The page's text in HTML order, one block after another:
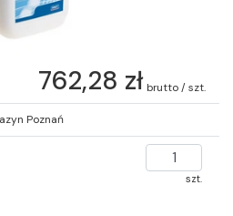
762,28 zł brutto / szt.
Poznań
szt.